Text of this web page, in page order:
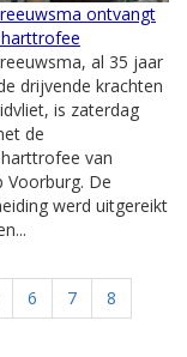
ontvangt
al 35 jaar
drijvende krachten
is zaterdag
de
van
Voorburg. De
werd uitgereikt
6 7
8